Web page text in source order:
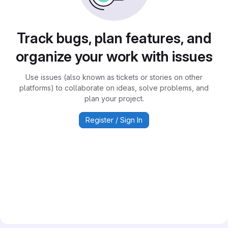
Track bugs, plan features, and
organize your work with issues
Use issues (also known as tickets or stories on other
platforms) to collaborate on ideas, solve problems, and
plan your project.
Register / Sign In